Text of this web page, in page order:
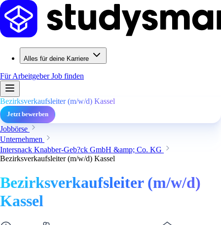
Alles für deine Karriere
Für ArbeitgeberJob finden
Bezirksverkaufsleiter (m/w/d) Kassel
Jetzt bewerben
Jobbörse
Unternehmen
Intersnack Knabber-Geb?ck GmbH &amp; Co. KG
Bezirksverkaufsleiter (m/w/d) Kassel
Bezirksverkaufsleiter (m/w/d)
Kassel